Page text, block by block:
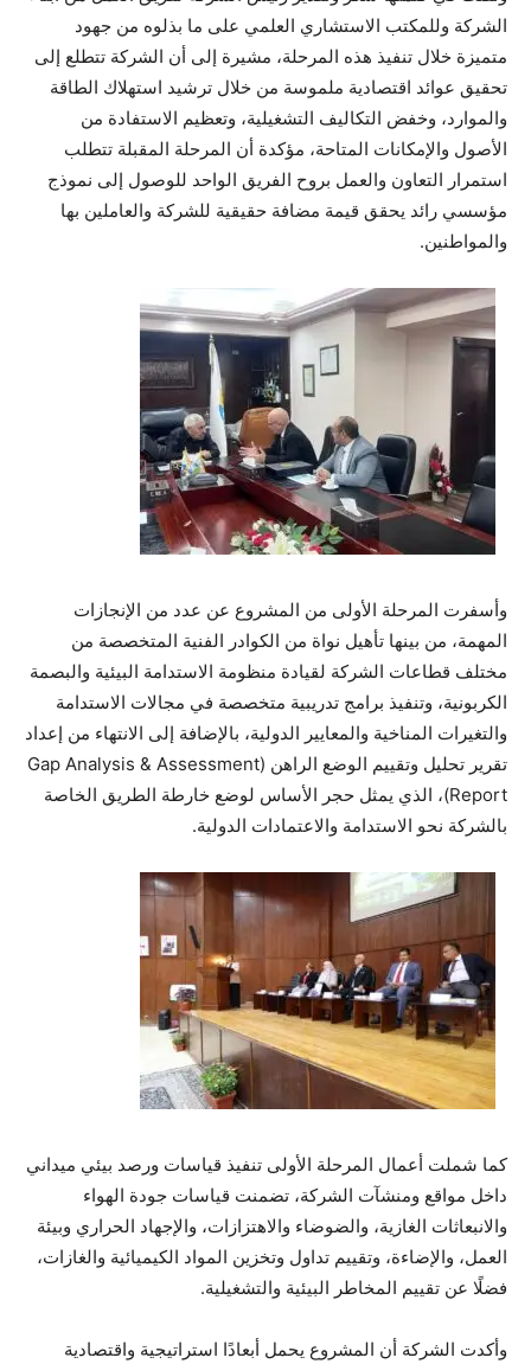
الشركة وللمكتب الاستشاري العلمي على ما بذلوه من جهود
متميزة خلال تنفيذ هذه المرحلة، مشيرة إلى أن الشركة تتطلع إلى
تحقيق عوائد اقتصادية ملموسة من خلال ترشيد استهلاك الطاقة
والموارد، وخفض التكاليف التشغيلية، وتعظيم الاستفادة من
الأصول والإمكانات المتاحة، مؤكدة أن المرحلة المقبلة تتطلب
استمرار التعاون والعمل بروح الفريق الواحد للوصول إلى نموذج
مؤسسي رائد يحقق قيمة مضافة حقيقية للشركة والعاملين بها
والمواطنين.
وأسفرت المرحلة الأولى من المشروع عن عدد من الإنجازات
المهمة، من بينها تأهيل نواة من الكوادر الفنية المتخصصة من
مختلف قطاعات الشركة لقيادة منظومة الاستدامة البيئية والبصمة
الكربونية، وتنفيذ برامج تدريبية متخصصة في مجالات الاستدامة
والتغيرات المناخية والمعايير الدولية، بالإضافة إلى الانتهاء من إعداد
تقرير تحليل وتقييم الوضع الراهن (Gap Analysis & Assessment
Report)، الذي يمثل حجر الأساس لوضع خارطة الطريق الخاصة
بالشركة نحو الاستدامة والاعتمادات الدولية.
كما شملت أعمال المرحلة الأولى تنفيذ قياسات ورصد بيئي ميداني
داخل مواقع ومنشآت الشركة، تضمنت قياسات جودة الهواء
والانبعاثات الغازية، والضوضاء والاهتزازات، والإجهاد الحراري وبيئة
العمل، والإضاءة، وتقييم تداول وتخزين المواد الكيميائية والغازات،
فضلًا عن تقييم المخاطر البيئية والتشغيلية.
وأكدت الشركة أن المشروع يحمل أبعادًا استراتيجية واقتصادية